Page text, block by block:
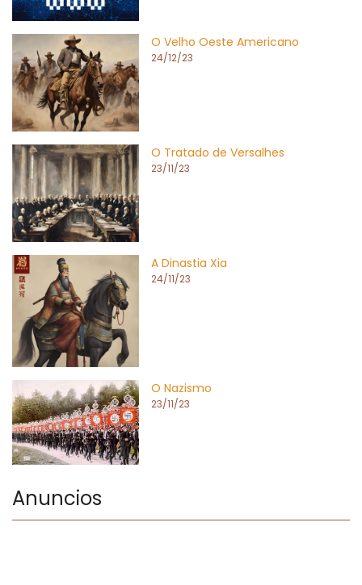
O Velho Oeste Americano
24/12/23
O Tratado de Versalhes
23/11/23
A Dinastia Xia
24/11/23
O Nazismo
23/11/23
Anuncios